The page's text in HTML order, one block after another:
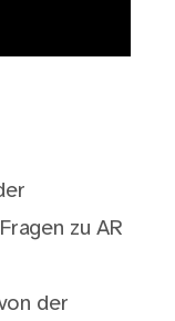
zu AR
der